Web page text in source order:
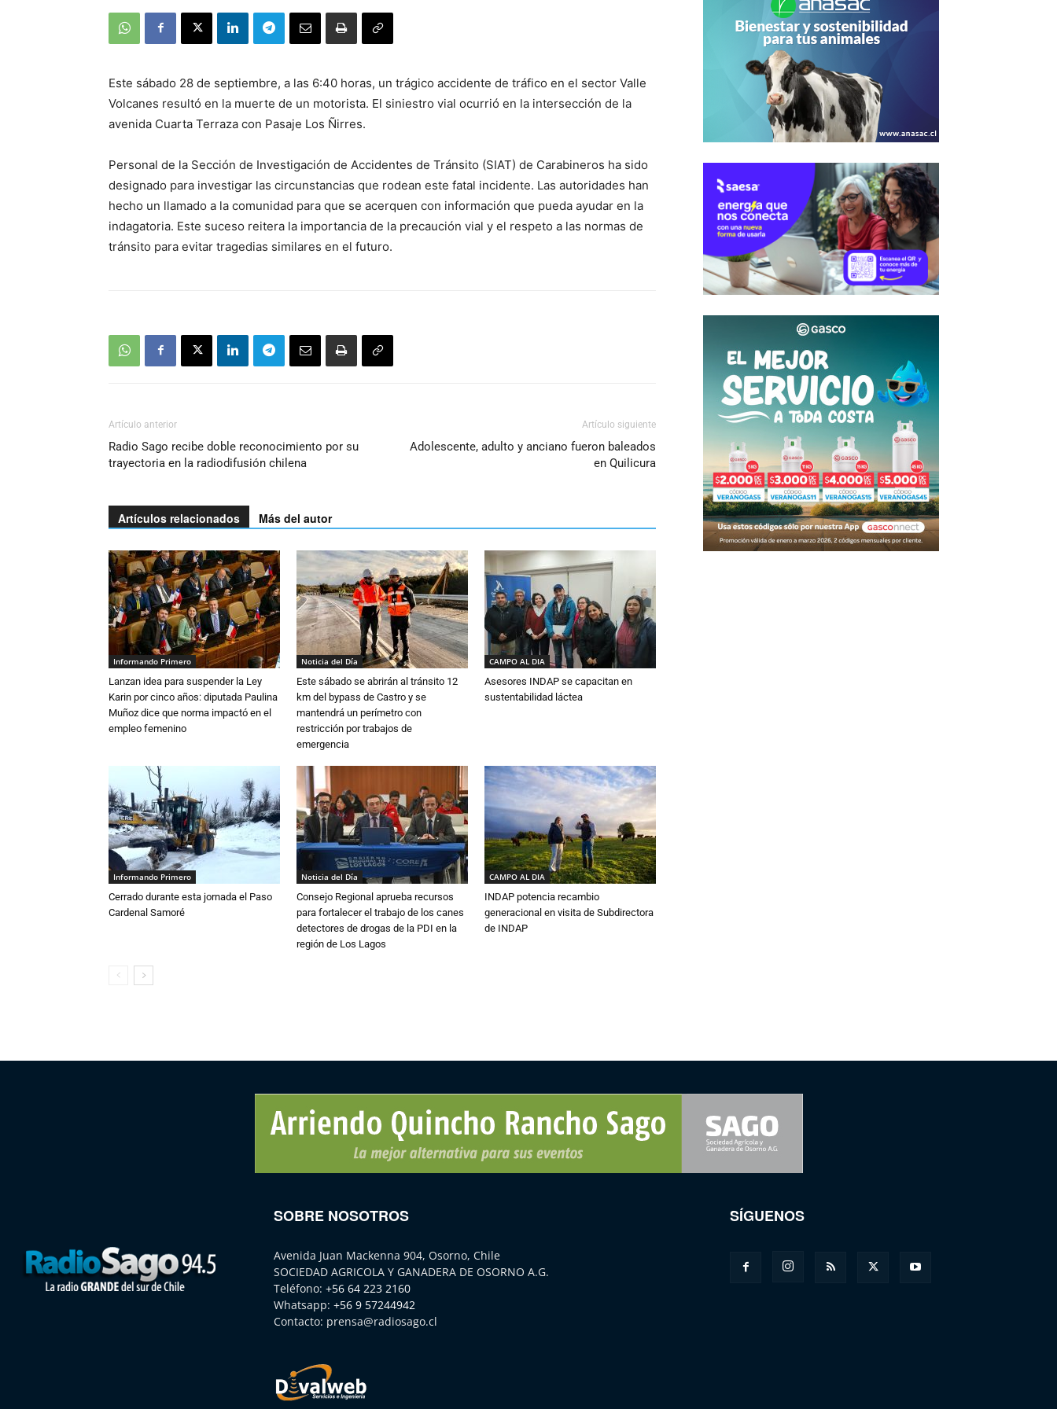
Este sábado 28 de septiembre, a las 6:40 horas, un trágico accidente de tráfico en el sector Valle
Volcanes resultó en la muerte de un motorista. El siniestro vial ocurrió en la intersección de la
avenida Cuarta Terraza con Pasaje Los Ñirres.
Personal de la Sección de Investigación de Accidentes de Tránsito (SIAT) de Carabineros ha sido
designado para investigar las circunstancias que rodean este fatal incidente. Las autoridades han
hecho un llamado a la comunidad para que se acerquen con información que pueda ayudar en la
indagatoria. Este suceso reitera la importancia de la precaución vial y el respeto a las normas de
tránsito para evitar tragedias similares en el futuro.
Artículo anterior
Radio Sago recibe doble reconocimiento por su
trayectoria en la radiodifusión chilena
Artículo siguiente
Adolescente, adulto y anciano fueron baleados
en Quilicura
Artículos relacionados Más del autor
Informando Primero
Lanzan idea para suspender la Ley
Karin por cinco años: diputada Paulina
Muñoz dice que norma impactó en el
empleo femenino
Noticia del Día
Este sábado se abrirán al tránsito 12
km del bypass de Castro y se
mantendrá un perímetro con
restricción por trabajos de
emergencia
CAMPO AL DIA
Asesores INDAP se capacitan en
sustentabilidad láctea
Informando Primero
Cerrado durante esta jornada el Paso
Cardenal Samoré
Noticia del Día
Consejo Regional aprueba recursos
para fortalecer el trabajo de los canes
detectores de drogas de la PDI en la
región de Los Lagos
CAMPO AL DIA
INDAP potencia recambio
generacional en visita de Subdirectora
de INDAP
SOBRE NOSOTROS
Avenida Juan Mackenna 904, Osorno, Chile
SOCIEDAD AGRICOLA Y GANADERA DE OSORNO A.G.
Teléfono: +56 64 223 2160
Whatsapp: +56 9 57244942
Contacto: prensa@radiosago.cl
SÍGUENOS